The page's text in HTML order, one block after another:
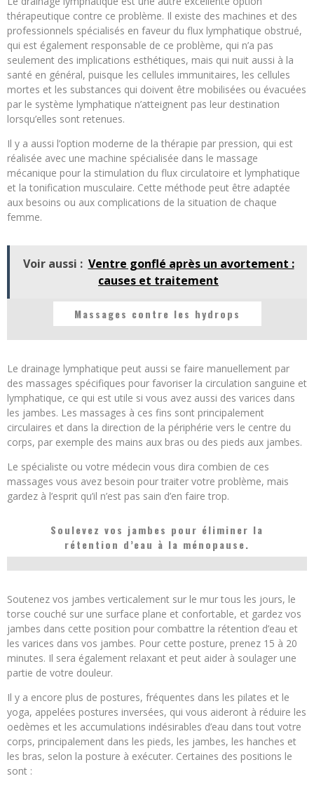
thérapeutique contre ce problème. Il existe des machines et des
professionnels spécialisés en faveur du flux lymphatique obstrué,
qui est également responsable de ce problème, qui n’a pas
seulement des implications esthétiques, mais qui nuit aussi à la
santé en général, puisque les cellules immunitaires, les cellules
mortes et les substances qui doivent être mobilisées ou évacuées
par le système lymphatique n’atteignent pas leur destination
lorsqu’elles sont retenues.
Il y a aussi l’option moderne de la thérapie par pression, qui est
réalisée avec une machine spécialisée dans le massage
mécanique pour la stimulation du flux circulatoire et lymphatique
et la tonification musculaire. Cette méthode peut être adaptée
aux besoins ou aux complications de la situation de chaque
femme.
Voir aussi : Ventre gonflé après un avortement :
causes et traitement
Massages contre les hydrops
Le drainage lymphatique peut aussi se faire manuellement par
des massages spécifiques pour favoriser la circulation sanguine et
lymphatique, ce qui est utile si vous avez aussi des varices dans
les jambes. Les massages à ces fins sont principalement
circulaires et dans la direction de la périphérie vers le centre du
corps, par exemple des mains aux bras ou des pieds aux jambes.
Le spécialiste ou votre médecin vous dira combien de ces
massages vous avez besoin pour traiter votre problème, mais
gardez à l’esprit qu’il n’est pas sain d’en faire trop.
Soulevez vos jambes pour éliminer la
rétention d’eau à la ménopause.
Soutenez vos jambes verticalement sur le mur tous les jours, le
torse couché sur une surface plane et confortable, et gardez vos
jambes dans cette position pour combattre la rétention d’eau et
les varices dans vos jambes. Pour cette posture, prenez 15 à 20
minutes. Il sera également relaxant et peut aider à soulager une
partie de votre douleur.
Il y a encore plus de postures, fréquentes dans les pilates et le
yoga, appelées postures inversées, qui vous aideront à réduire les
oedèmes et les accumulations indésirables d’eau dans tout votre
corps, principalement dans les pieds, les jambes, les hanches et
les bras, selon la posture à exécuter. Certaines des positions le
sont :